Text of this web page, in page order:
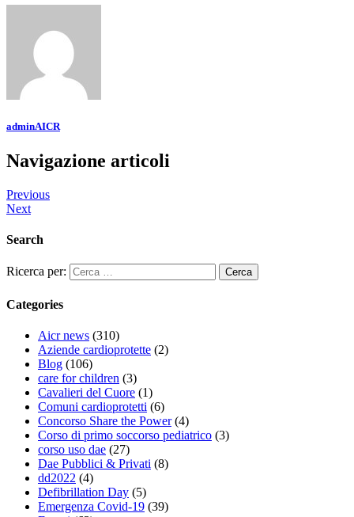
adminAICR
Navigazione articoli
Previous
Next
Search
Ricerca per:
Categories
Aicr news (310)
Aziende cardioprotette (2)
Blog (106)
care for children (3)
Cavalieri del Cuore (1)
Comuni cardioprotetti (6)
Concorso Share the Power(4)
Corso di primo soccorso pediatrico (3)
corso uso dae (27)
Dae Pubblici & Privati (8)
dd2022 (4)
Defibrillation Day (5)
Emergenza Covid-19 (39)